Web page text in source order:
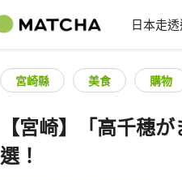
日本走
宮崎縣 美食 購物
【宮崎】「高千穗
選！